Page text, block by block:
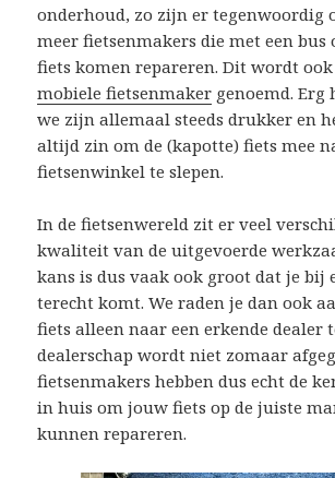
onderhoud, zo zijn er tegenwoordig
meer fietsenmakers die met een bus
fiets komen repareren. Dit wordt ook
mobiele fietsenmaker genoemd.
we zijn allemaal steeds drukker en
altijd zin om de (kapotte) fiets mee
fietsenwinkel te slepen.
In de fietsenwereld zit er veel
kwaliteit van de uitgevoerde
kans is dus vaak ook groot dat je bij
terecht komt. We raden je dan ook
fiets alleen naar een erkende dealer
dealerschap wordt niet zomaar
fietsenmakers hebben dus echt de
in huis om jouw fiets op de juiste
kunnen repareren.